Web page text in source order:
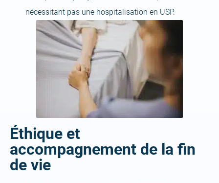
nécessitant pas une hospitalisation en USP.
Éthique et
accompagnement de la fin
de vie